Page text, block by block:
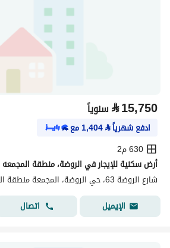
⃁15,750 سنوياً
ادفع شهرياً⃁
1,404مع
630 م2
أرض سكنية للإيجار في الروضة، منطقة المجمعه
شارع الروضة 63، حي الروضة، المجمعة منطقة الرياض
الإيميل
اتصال